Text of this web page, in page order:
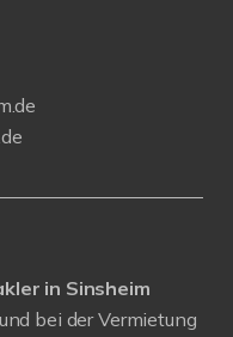
in Sinsheim
bei der Vermietung